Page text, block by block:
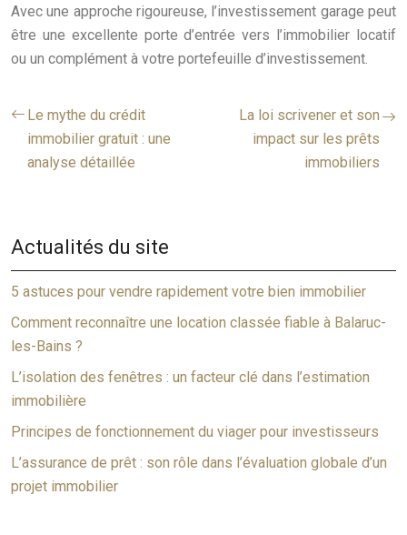
Avec une approche rigoureuse, l’investissement garage peut
être une excellente porte d’entrée vers l’immobilier locatif
ou un complément à votre portefeuille d’investissement.
Le mythe du crédit
immobilier gratuit : une
analyse détaillée
La loi scrivener et son
impact sur les prêts
immobiliers
Actualités du site
5 astuces pour vendre rapidement votre bien immobilier
Comment reconnaître une location classée fiable à Balaruc-
les-Bains ?
L’isolation des fenêtres : un facteur clé dans l’estimation
immobilière
Principes de fonctionnement du viager pour investisseurs
L’assurance de prêt : son rôle dans l’évaluation globale d’un
projet immobilier